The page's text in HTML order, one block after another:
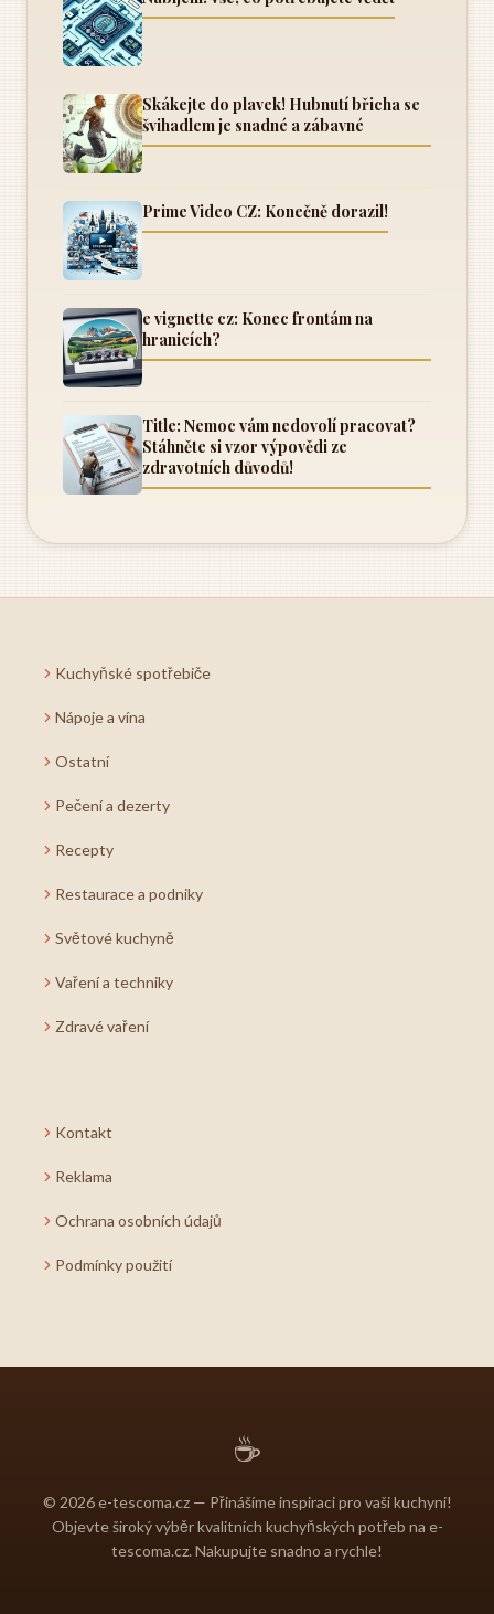
Skákejte do plavek! Hubnutí břicha se
švihadlem je snadné a zábavné
Prime Video CZ: Konečně dorazil!
e vignette cz: Konec frontám na
hranicích?
Title: Nemoc vám nedovolí pracovat?
Stáhněte si vzor výpovědi ze
zdravotních důvodů!
Kuchyňské spotřebiče
Nápoje a vína
Ostatní
Pečení a dezerty
Recepty
Restaurace a podniky
Světové kuchyně
Vaření a techniky
Zdravé vaření
Kontakt
Reklama
Ochrana osobních údajů
Podmínky použití
☕
© 2026 e-tescoma.cz — Přinášíme inspiraci pro vaši kuchyni!
Objevte široký výběr kvalitních kuchyňských potřeb na e-
tescoma.cz. Nakupujte snadno a rychle!